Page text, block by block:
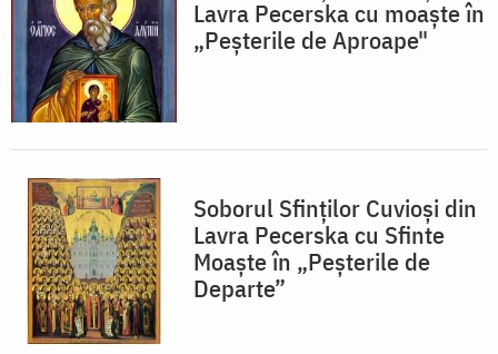
Lavra Pecerska cu moaște în
„Peșterile de Aproape"
Soborul Sfinților Cuvioși din
Lavra Pecerska cu Sfinte
Moaște în „Peșterile de
Departe”